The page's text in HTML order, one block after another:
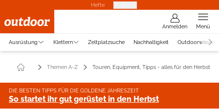
Hefte
Anmelden Menü
Ausrüstung Klettern Zeltplatzsuche Nachhaltigkeit Outdoorwissen
Themen A-Z Touren, Equipment, Tipps - alles für den Herbst
DIE BESTEN TIPPS FÜR DIE GOLDENE JAHRESZEIT
So startet ihr gut gerüstet in den Herbst